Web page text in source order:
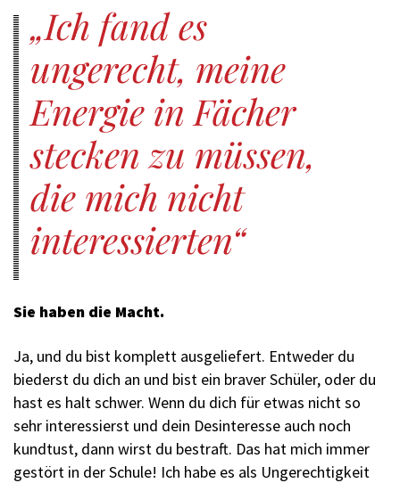
Ich fand es
ungerecht, meine
Energie in Fächer
stecken zu müssen,
die mich nicht
interessierten
Sie haben die Macht.
Ja, und du bist komplett ausgeliefert. Entweder du
biederst du dich an und bist ein braver Schüler, oder du
hast es halt schwer. Wenn du dich für etwas nicht so
sehr interessierst und dein Desinteresse auch noch
kundtust, dann wirst du bestraft. Das hat mich immer
gestört in der Schule! Ich habe es als Ungerechtigkeit